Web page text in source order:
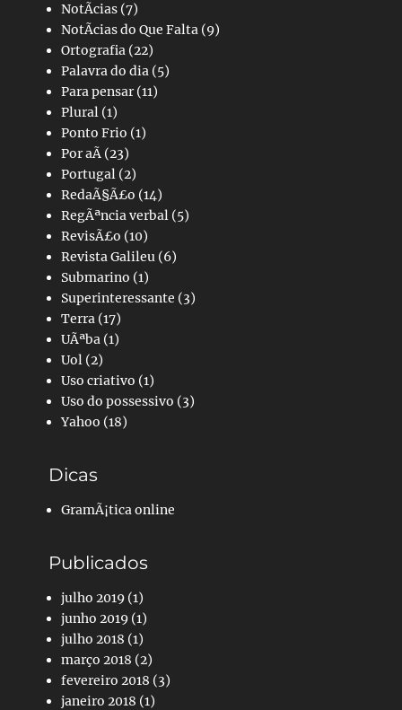
NotÃ­cias (7)
NotÃ­cias do Que Falta (9)
Ortografia (22)
Palavra do dia (5)
Para pensar(11)
Plural (1)
Ponto Frio (1)
Por aÃ­ (23)
Portugal (2)
RedaÃ§Ã£o (14)
RegÃªncia verbal (5)
RevisÃ£o (10)
Revista Galileu (6)
Submarino (1)
Superinteressante (3)
Terra (17)
UÃªba (1)
Uol (2)
Uso criativo (1)
Uso do possessivo (3)
Yahoo (18)
Dicas
GramÃ¡tica online
Publicados
julho 2019 (1)
junho 2019 (1)
julho 2018 (1)
março 2018 (2)
fevereiro 2018 (3)
janeiro 2018 (1)